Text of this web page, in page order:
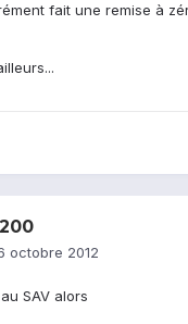
fait une remise à
octobre 2012
SAV alors